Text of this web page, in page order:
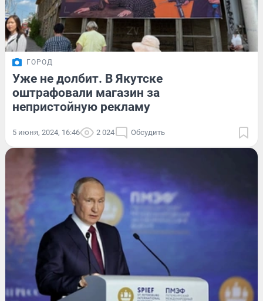
ГОРОД
Уже не долбит. В Якутске
оштрафовали магазин за
непристойную рекламу
5 июня, 2024, 16:46 2 024 Обсудить